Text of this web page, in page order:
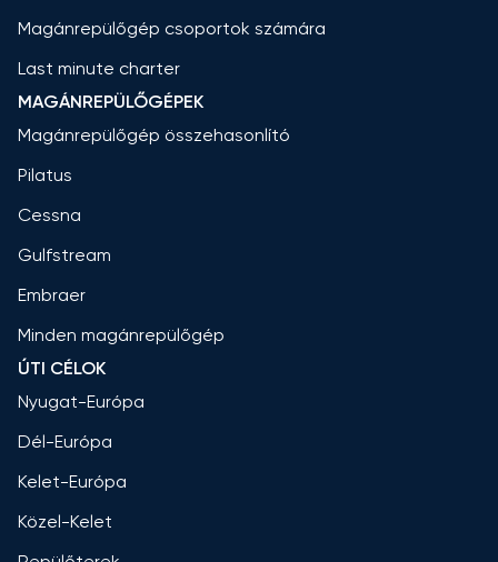
Magánrepülőgép csoportok számára
Last minute charter
MAGÁNREPÜLŐGÉPEK
Magánrepülőgép összehasonlító
Pilatus
Cessna
Gulfstream
Embraer
Minden magánrepülőgép
ÚTI CÉLOK
Nyugat-Európa
Dél-Európa
Kelet-Európa
Közel-Kelet